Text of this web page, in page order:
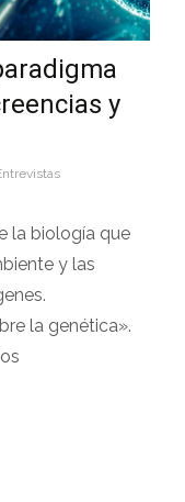
y
la biología que
y las
la genética».